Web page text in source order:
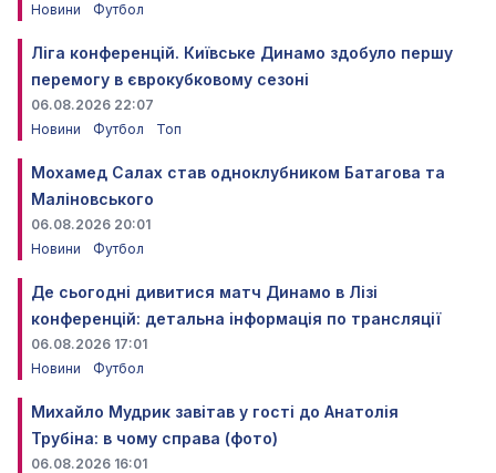
Новини
Футбол
Ліга конференцій. Київське Динамо здобуло першу
перемогу в єврокубковому сезоні
06.08.2026 22:07
Новини
Футбол Топ
Мохамед Салах став одноклубником Батагова та
Маліновського
06.08.2026 20:01
Новини
Футбол
Де сьогодні дивитися матч Динамо в Лізі
конференцій: детальна інформація по трансляції
06.08.2026 17:01
Новини
Футбол
Михайло Мудрик завітав у гості до Анатолія
Трубіна: в чому справа (фото)
06.08.2026 16:01